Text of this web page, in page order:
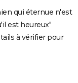
qui éternue n'est
est heureux"
à vérifier pour